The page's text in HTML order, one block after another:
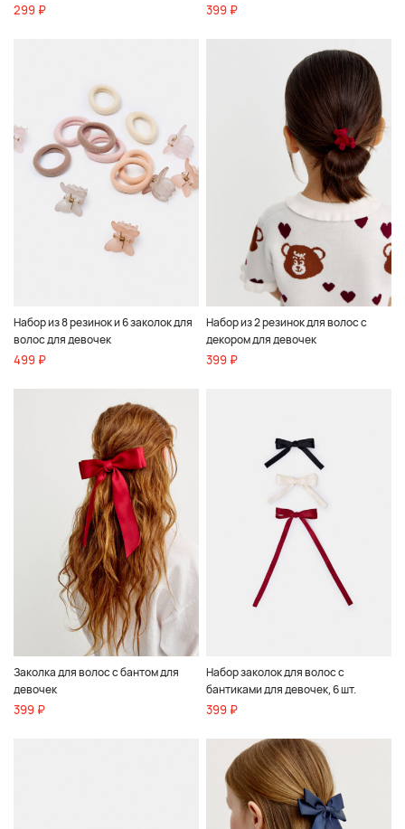
299 ₽ 399 ₽
Набор из 8 резинок и 6 заколок для
волос для девочек
499 ₽
Набор из 2 резинок для волос с
декором для девочек
399 ₽
Заколка для волос с бантом для
девочек
399 ₽
Набор заколок для волос с
бантиками для девочек, 6 шт.
399 ₽